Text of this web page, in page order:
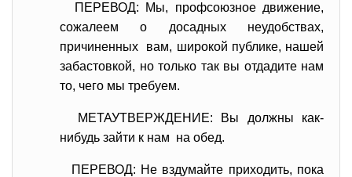
ПЕРЕВОД: Мы, профсоюзное движение,
сожалеем о досадных неудобствах,
причиненных вам, широкой публике, нашей
забастовкой, но только так вы отдадите нам
то, чего мы требуем.
МЕТАУТВЕРЖДЕНИЕ: Вы должны как-
нибудь зайти к нам на обед.
ПЕРЕВОД: Не вздумайте приходить, пока